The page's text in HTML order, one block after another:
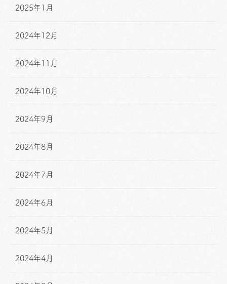
2025年1月
2024年12月
2024年11月
2024年10月
2024年9月
2024年8月
2024年7月
2024年6月
2024年5月
2024年4月